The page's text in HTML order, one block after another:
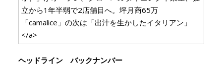
立から1年半弱で2店舗目へ。坪月商65万
「camalice」の次は「出汁を生かしたイタリアン」
</a>
ヘッドライン バックナンバー